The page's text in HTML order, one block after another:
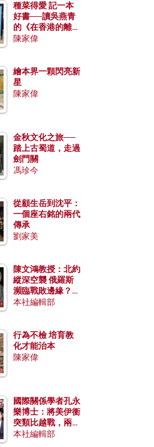
種菜得愛 記一本
好書──讀吳燕青
的《在香港的離島
種菜》
陳家偉
繪本界一顆閃亮新
星
陳家偉
金秋文化之旅──
踏上古蜀道，走過
劍門關
馮珍今
從顧生岳到沈平：
一個座右銘的兩代
傳承
劉家美
陳文鴻教授：北約
縱深空襲 俄羅斯
瀕臨戰敗邊緣？中
國零部件能左右戰
本社編輯部
行為不檢 培育教
化才能治本
陳家偉
國際關係學者孔永
樂博士：將美伊衝
突類比越戰，兩者
有何異同？中國崛
本社編輯部